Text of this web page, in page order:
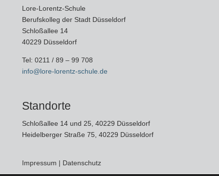
Lore-Lorentz-Schule
Berufskolleg der Stadt Düsseldorf
Schloßallee 14
40229 Düsseldorf
Tel: 0211 / 89 – 99 708
info@lore-lorentz-schule.de
Standorte
Schloßallee 14 und 25, 40229 Düsseldorf
Heidelberger Straße 75, 40229 Düsseldorf
Impressum | Datenschutz